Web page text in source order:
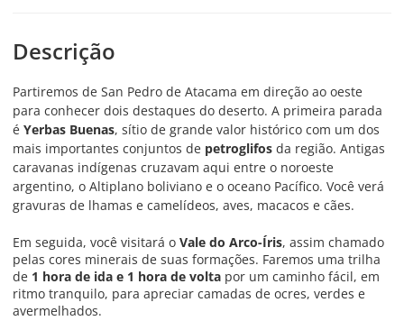
Descrição
Partiremos de San Pedro de Atacama em direção ao oeste
para conhecer dois destaques do deserto. A primeira parada
é Yerbas Buenas, sítio de grande valor histórico com um dos
mais importantes conjuntos de petroglifos da região. Antigas
caravanas indígenas cruzavam aqui entre o noroeste
argentino, o Altiplano boliviano e o oceano Pacífico. Você verá
gravuras de lhamas e camelídeos, aves, macacos e cães.
Em seguida, você visitará o Vale do Arco-Íris, assim chamado
pelas cores minerais de suas formações. Faremos uma trilha
de 1 hora de ida e 1 hora de volta por um caminho fácil, em
ritmo tranquilo, para apreciar camadas de ocres, verdes e
avermelhados.